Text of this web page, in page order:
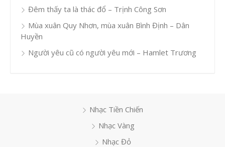
Đêm thấy ta là thác đổ – Trịnh Công Sơn
Mùa xuân Quy Nhơn, mùa xuân Bình Định – Dân
Huyền
Người yêu cũ có người yêu mới – Hamlet Trương
Nhạc Tiền Chiến
Nhạc Vàng
Nhạc Đỏ